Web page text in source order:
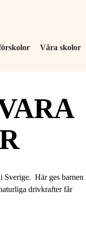
Våra skolor
Sverige. Här ges barnen
drivkrafter får